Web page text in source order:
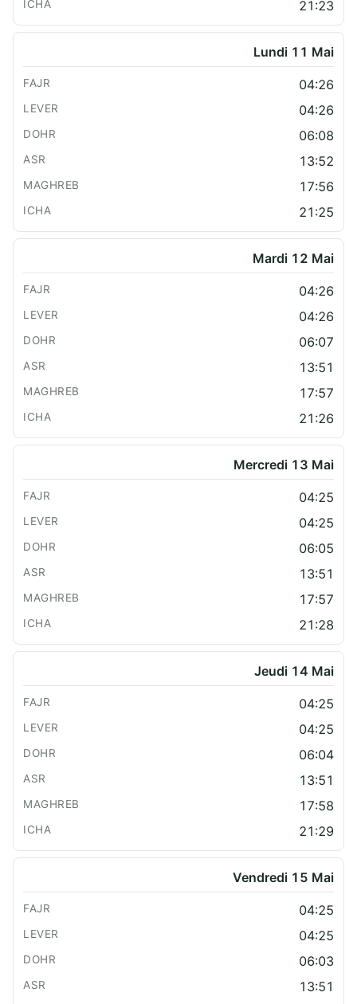
21:23
Lundi 11 Mai
04:26
04:26
06:08
13:52
17:56
21:25
Mardi 12 Mai
04:26
04:26
06:07
13:51
17:57
21:26
Mercredi 13 Mai
04:25
04:25
06:05
13:51
17:57
21:28
Jeudi 14 Mai
04:25
04:25
06:04
13:51
17:58
21:29
Vendredi 15 Mai
04:25
04:25
06:03
13:51